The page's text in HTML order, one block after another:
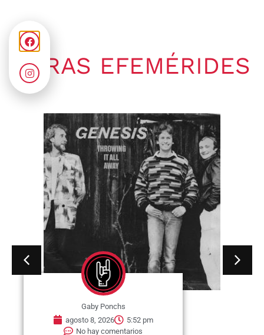
OTRAS EFEMÉRIDES
Gaby Ponchs
agosto 8, 2026
5:52 pm
No hay comentarios